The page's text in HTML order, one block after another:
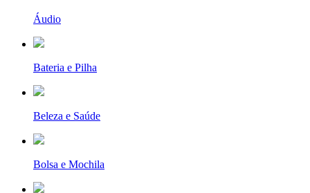
Áudio
Bateria e Pilha
Beleza e Saúde
Bolsa e Mochila